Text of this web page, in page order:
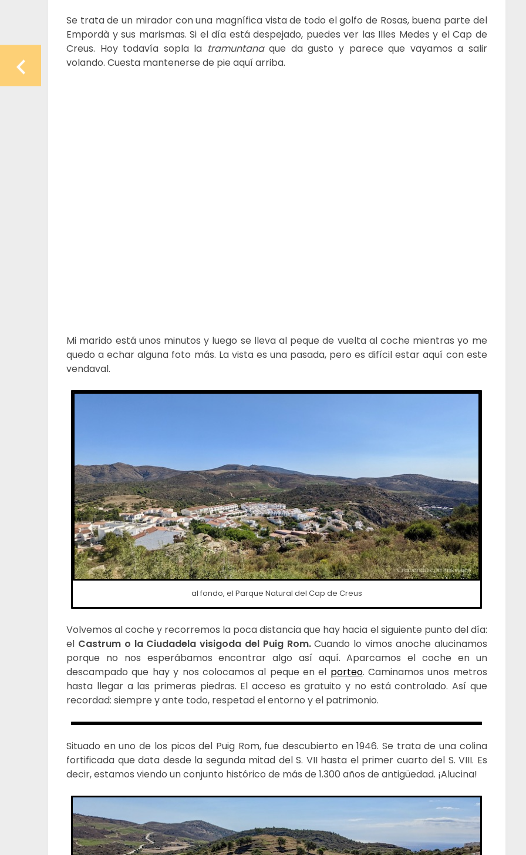
Se trata de un mirador con una magnífica vista de todo el golfo de Rosas, buena parte del
Empordà y sus marismas. Si el día está despejado, puedes ver las Illes Medes y el Cap de
Creus. Hoy todavía sopla la tramuntanaque da gusto y parece que vayamos a salir
volando. Cuesta mantenerse de pie aquí arriba.
Mi marido está unos minutos y luego se lleva al peque de vuelta al coche mientras yo me
quedo a echar alguna foto más. La vista es una pasada, pero es difícil estar aquí con este
vendaval.
al fondo, el Parque Natural del Cap de Creus
Volvemos al coche y recorremos la poca distancia que hay hacia el siguiente punto del día:
el Castrum o la Ciudadela visigoda del Puig Rom.Cuando lo vimos anoche alucinamos
porque no nos esperábamos encontrar algo así aquí. Aparcamos el coche en un
descampado que hay y nos colocamos al peque en el porteo. Caminamos unos metros
hasta llegar a las primeras piedras. El acceso es gratuito y no está controlado. Así que
recordad: siempre y ante todo, respetad el entorno y el patrimonio.
Situado en uno de los picos del Puig Rom, fue descubierto en 1946. Se trata de una colina
fortificada que data desde la segunda mitad del S. VII hasta el primer cuarto del S. VIII. Es
decir, estamos viendo un conjunto histórico de más de 1.300 años de antigüedad. ¡Alucina!